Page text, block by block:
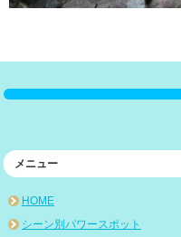
メニュー
HOME
シーン別パワースポット